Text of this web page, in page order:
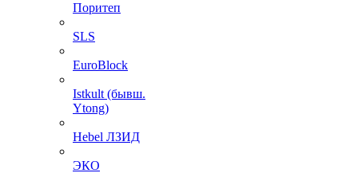
Поритеп
SLS
EuroBlock
Istkult (бывш.
Ytong)
Hebel ЛЗИД
ЭКО